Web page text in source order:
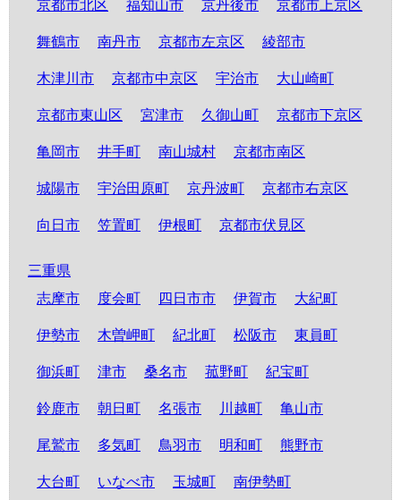
京都市北区 福知山市 京丹後市 京都市上京区
舞鶴市 南丹市 京都市左京区 綾部市
木津川市 京都市中京区 宇治市 大山崎町
京都市東山区 宮津市 久御山町 京都市下京区
亀岡市 井手町 南山城村 京都市南区
城陽市 宇治田原町 京丹波町 京都市右京区
向日市 笠置町 伊根町 京都市伏見区
三重県
志摩市
度会町 四日市市 伊賀市 大紀町
伊勢市 木曽岬町 紀北町 松阪市 東員町
御浜町 津市 桑名市 菰野町 紀宝町
鈴鹿市 朝日町 名張市 川越町 亀山市
尾鷲市 多気町 鳥羽市 明和町 熊野市
大台町 いなべ市 玉城町 南伊勢町